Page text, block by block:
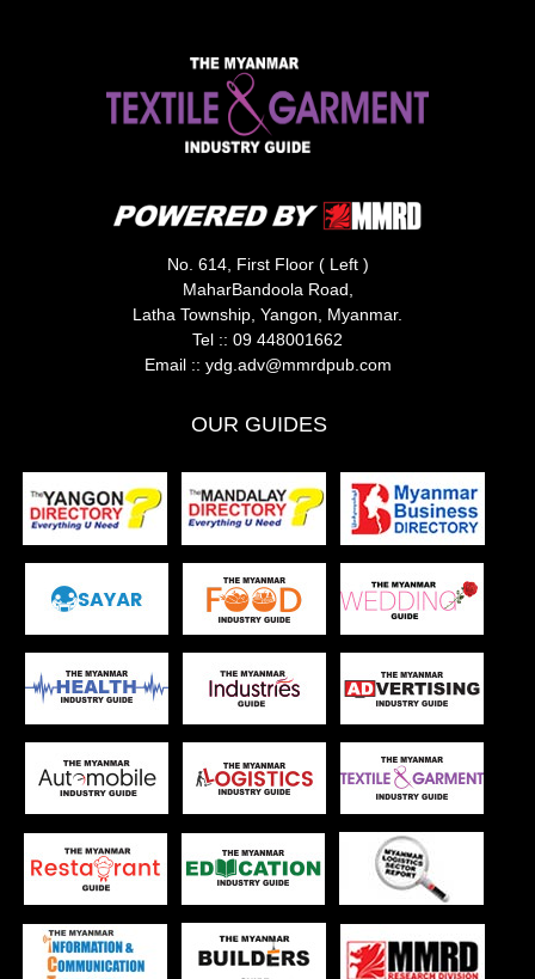
No. 614, First Floor ( Left )
MaharBandoola Road,
Latha Township, Yangon, Myanmar.
Tel :: 09 448001662
Email :: ydg.adv@mmrdpub.com
OUR GUIDES